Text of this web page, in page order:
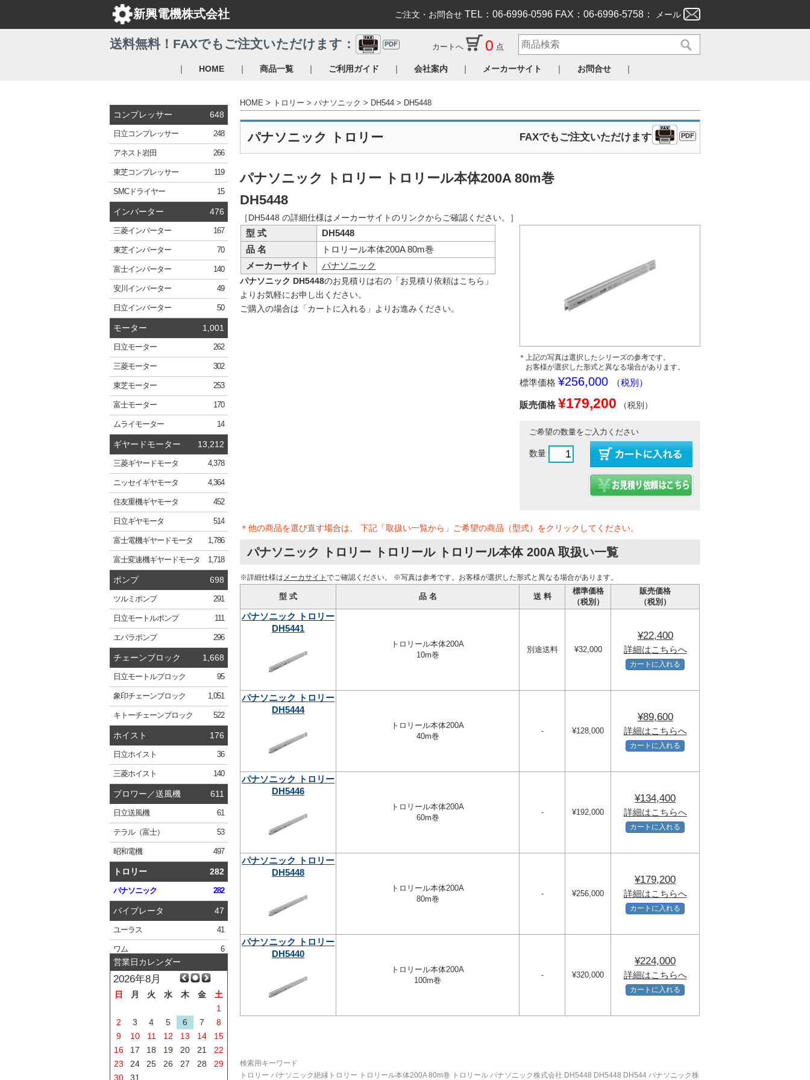
新興電機株式会社 ご注文・お問合せ TEL：06-6996-0596 FAX：06-6996-5758： メール
｜ HOME ｜ 商品一覧 ｜ ご利用ガイド ｜ 会社案内 ｜ メーカーサイト ｜ お問合せ ｜
コンプレッサー 648
日立コンプレッサー 248
アネスト岩田 266
東芝コンプレッサー 119
SMCドライヤー 15
インバーター 476
三菱インバーター 167
東芝インバーター 70
富士インバーター 140
安川 インバーター 49
日立インバーター 50
モーター 1,001
日立モーター 262
三菱モーター 302
東芝モーター 253
富士モーター 170
ムライモーター 14
ギヤードモーター 13,212
三菱ギヤードモータ 4,378
ニッセイギヤモータ 4,364
住友重機ギヤモータ 452
日立ギヤモータ 514
富士電機ギヤードモータ 1,786
富士変速機ギヤードモータ 1,718
ポンプ 698
ツルミ ポンプ 291
日立モートルポンプ 111
エバラポンプ 296
チェーンブロック 1,668
日立モートルブロック 95
象印チェーンブロック 1,051
キトーチェーンブロック 522
ホイスト 176
日立ホイスト 36
三菱ホイスト 140
ブロワー／送風機 611
日立送風機 61
テラル（富士） 53
昭和電機 497
トロリー 282
パナソニック 282
バイブレータ 47
ユーラス 41
ワム 6
営業日カレンダー
2026年8月
日 月 火 水 木 金
土
1
2
3 4 5 6 7
8
9
10 11 12 13 14
15
16
17 18 19 20 21
22
23
24 25 26 27 28
29
30
31
送料無料！FAXでもご注文いただけます： PDF カートへ 0 点
HOME トロリー パナソニック DH544 DH5448
パナソニック トロリー FAXでもご注文いただけます PDF
パナソニック トロリー トロリール本体200A 80m巻
DH5448
［DH5448 の詳細仕様はメーカーサイトのリンクからご確認ください。］
＊上記の写真は選択したシリーズの参考です。
お客様が選択した形式と異なる場合があります。
標準価格 ¥256,000 （税別）
販売価格 ¥179,200 （税別）
ご希望の数量をご入力ください
数量
型 式
DH5448
品 名
トロリール本体200A 80m巻
メーカーサイト
パナソニック
パナソニック DH5448のお見積りは右の「お見積り依頼はこちら」
よりお気軽にお申し出ください。
ご購入の場合は「カートに入れる」よりお進みください。
＊他の商品を選び直す場合は、 下記「取扱い一覧から」ご希望の商品（型式）をクリックしてください。
パナソニック トロリー トロリール トロリール本体 200A 取扱い一覧
※詳細仕様は メーカサイトでご確認ください。 ※写真は参考です。お客様が選択した形式と異なる場合があります。
型 式 品 名 送 料
標準価格
（税別）
販売価格
（税別）
パナソニック トロリー
DH5441
トロリール本体200A
10m巻
別途送料 ¥32,000
¥22,400
詳細はこちらへ
カートに入れる
パナソニック トロリー
DH5444
トロリール本体200A
40m巻
- ¥128,000
¥89,600
詳細はこちらへ
カートに入れる
パナソニック トロリー
DH5446
トロリール本体200A
60m巻
- ¥192,000
¥134,400
詳細はこちらへ
カートに入れる
パナソニック トロリー
DH5448
トロリール本体200A
80m巻
- ¥256,000
¥179,200
詳細はこちらへ
カートに入れる
パナソニック トロリー
DH5440
トロリール本体200A
100m巻
- ¥320,000
¥224,000
詳細はこちらへ
カートに入れる
検索用キーワード
トロリー パナソニック絶縁トロリー トロリール本体200A 80m巻 トロリール パナソニック株式会社 DH5448 DH5448 DH544 パナソニック株